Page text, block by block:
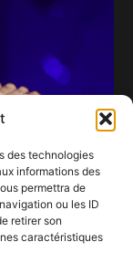
des technologies
informations des
permettra de
ou les ID
retirer son
caractéristiques
au-